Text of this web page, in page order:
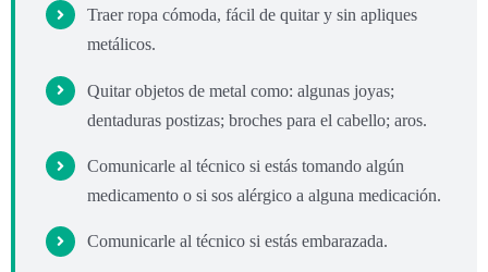
Traer ropa cómoda, fácil de quitar y sin apliques
metálicos.
Quitar objetos de metal como: algunas joyas;
dentaduras postizas; broches para el cabello; aros.
Comunicarle al técnico si estás tomando algún
medicamento o si sos alérgico a alguna medicación.
Comunicarle al técnico si estás embarazada.